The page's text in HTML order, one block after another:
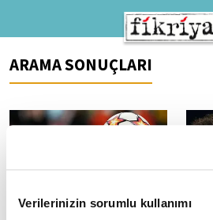
Verilerinizin sorumlu kullanımı
ARAMA SONUÇLARI